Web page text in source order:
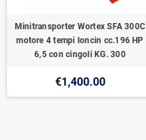
Minitransporter Wortex SFA 300C
motore 4 tempi loncin cc.196 HP
6,5 con cingoli KG. 300
€1,400.00